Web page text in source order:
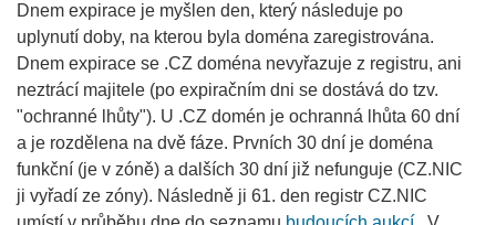
Dnem expirace je myšlen den, který následuje po
uplynutí doby, na kterou byla doména zaregistrována.
Dnem expirace se .CZ doména nevyřazuje z registru, ani
neztrácí majitele (po expiračním dni se dostává do tzv.
"ochranné lhůty"). U .CZ domén je ochranná lhůta 60 dní
a je rozdělena na dvě fáze. Prvních 30 dní je doména
funkční (je v zóně) a dalších 30 dní již nefunguje (CZ.NIC
ji vyřadí ze zóny). Následně ji 61. den registr CZ.NIC